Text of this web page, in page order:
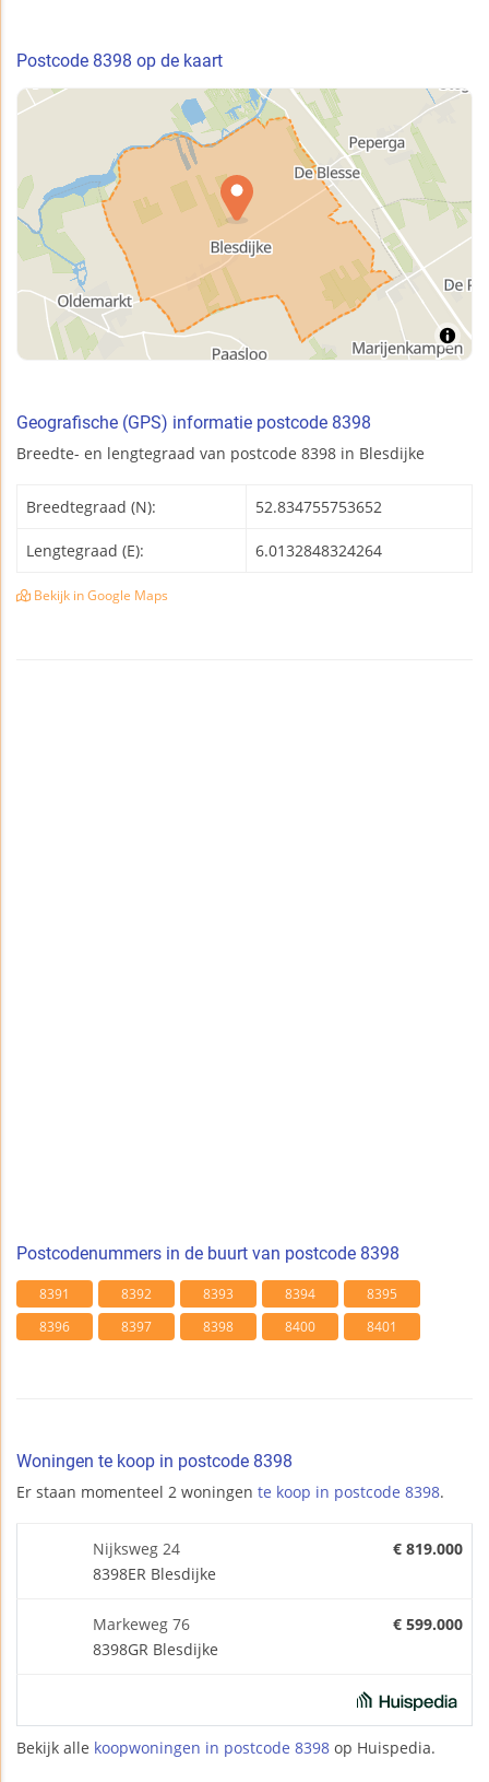
Postcode 8398 op de kaart
Geografische (GPS) informatie postcode 8398
Breedte- en lengtegraad van postcode 8398 in Blesdijke
Breedtegraad (N): 52.834755753652
Lengtegraad (E): 6.0132848324264
Bekijk in Google Maps
Postcodenummers in de buurt van postcode 8398
8391 8392 8393 8394
8395
8396
8397 8398 8400 8401
Woningen te koop in postcode 8398
Er staan momenteel 2 woningen te koop in postcode 8398.
Nijksweg 24
8398ER Blesdijke
€ 819.000
Markeweg 76
8398GR Blesdijke
€ 599.000
Bekijk alle koopwoningen in postcode 8398 op Huispedia.